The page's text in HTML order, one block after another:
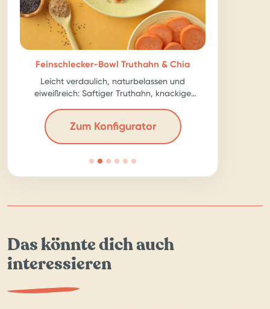
Feinschlecker-Bowl Truthahn & Chia
Leicht verdaulich, naturbelassen und
eiweißreich: Saftiger Truthahn, knackige
Zum Konfigurator
Das könnte dich auch
interessieren